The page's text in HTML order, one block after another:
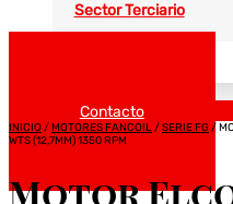
Sector Terciario
Contacto
INICIO/MOTORES FANCOIL/SERIE FG/
WTS (12,7MM) 1350 RPM
Motor Elco